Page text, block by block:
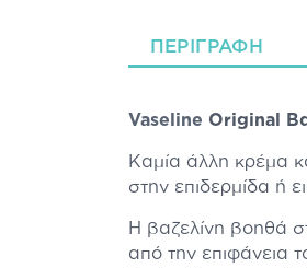
ΠΕΡΙΓΡΑΦΉ
Vaseline Original
Καμία άλλη κρέμα
στην επιδερμίδα ή
Η βαζελίνη βοηθά
από την επιφάνεια